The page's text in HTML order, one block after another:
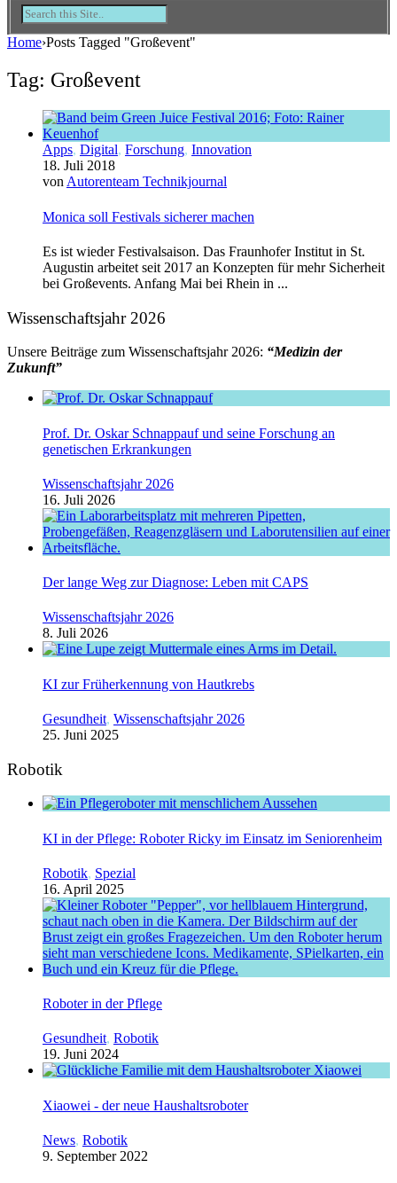
Home›Posts Tagged "Großevent"
Tag: Großevent
Apps, Digital, Forschung, Innovation
18. Juli 2018
von Autorenteam Technikjournal
Monica soll Festivals sicherer machen
Es ist wieder Festivalsaison. Das Fraunhofer Institut in St.
Augustin arbeitet seit 2017 an Konzepten für mehr Sicherheit
bei Großevents. Anfang Mai bei Rhein in ...
Wissenschaftsjahr 2026
Unsere Beiträge zum Wissenschaftsjahr 2026: “Medizin der
Zukunft”
Prof. Dr. Oskar Schnappauf und seine Forschung an
genetischen Erkrankungen
Wissenschaftsjahr 2026
16. Juli 2026
Der lange Weg zur Diagnose: Leben mit CAPS
Wissenschaftsjahr 2026
8. Juli 2026
KI zur Früherkennung von Hautkrebs
Gesundheit, Wissenschaftsjahr 2026
25. Juni 2025
Robotik
KI in der Pflege: Roboter Ricky im Einsatz im Seniorenheim
Robotik, Spezial
16. April 2025
Roboter in der Pflege
Gesundheit, Robotik
19. Juni 2024
Xiaowei - der neue Haushaltsroboter
News, Robotik
9. September 2022